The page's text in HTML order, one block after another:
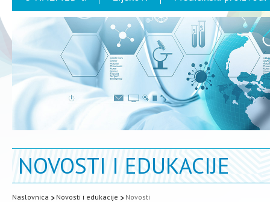
NOVOSTI I EDUKACIJE
Naslovnica Novosti i edukacije Novosti